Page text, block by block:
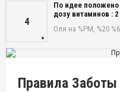
4
По идее положено
дозу витаминов :
Оля на %PM, %20
Правила Заботы